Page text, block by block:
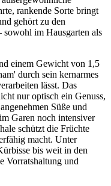
rankende Sorte bringt
gehört zu den
sowohl im Hausgarten als
einem Gewicht von 1,5
durch sein kernarmes
lässt. Das
nur optisch ein Genuss,
Süße und
Garen noch intensiver
schützt die Früchte
macht. Unter
bis weit in den
Vorratshaltung und